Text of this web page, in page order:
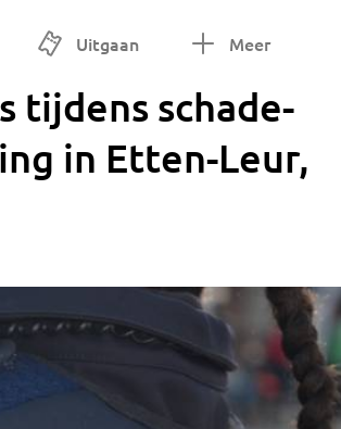
Uitgaan Meer
tijdens schade-
in Etten-Leur,